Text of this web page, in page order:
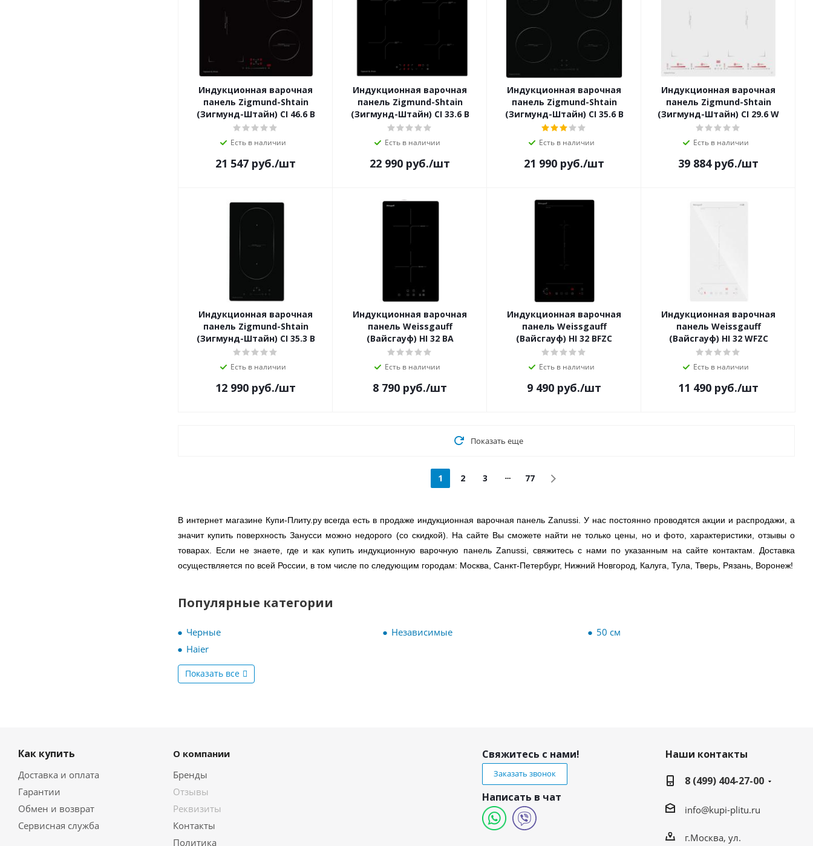
Индукционная варочная
панель Zigmund-Shtain
(Зигмунд-Штайн) CI 46.6 B
Есть в наличии
21 547 руб./шт
Индукционная варочная
панель Zigmund-Shtain
(Зигмунд-Штайн) CI 33.6 B
Есть в наличии
22 990 руб./шт
Индукционная варочная
панель Zigmund-Shtain
(Зигмунд-Штайн) CI 35.6 B
Есть в наличии
21 990 руб./шт
Индукционная варочная
панель Zigmund-Shtain
(Зигмунд-Штайн) CI 29.6 W
Есть в наличии
39 884руб./шт
Индукционная варочная
панель Zigmund-Shtain
(Зигмунд-Штайн) CI 35.3 B
Есть в наличии
12 990 руб./шт
Индукционная варочная
панель Weissgauff
(Вайсгауф) HI 32 BA
Есть в наличии
8 790 руб./шт
Индукционная варочная
панель Weissgauff
(Вайсгауф) HI 32 BFZC
Есть в наличии
9 490 руб./шт
Индукционная варочная
панель Weissgauff
(Вайсгауф) HI 32 WFZC
Есть в наличии
11 490 руб./шт
Показать еще
1 2 3 77
В интернет магазине Купи-Плиту.ру всегда есть в продаже индукционная варочная панель Zanussi. У нас постоянно проводятся акции и распродажи, а
значит купить поверхность Занусси можно недорого (со скидкой). На сайте Вы сможете найти не только цены, но и фото, характеристики, отзывы о
товарах. Если не знаете, где и как купить индукционную варочную панель Zanussi, свяжитесь с нами по указанным на сайте контактам. Доставка
осуществляется по всей России, в том числе по следующим городам: Москва, Санкт-Петербург, Нижний Новгород, Калуга, Тула, Тверь, Рязань, Воронеж!
Популярные категории
Черные Независимые
50 см
Haier
Показать все
Как купить
Доставка и оплата
Гарантии
Обмен и возврат
Сервисная служба
О компании
Бренды
Отзывы
Реквизиты
Контакты
Политика
Свяжитесь с нами!
Заказать звонок
Написать в чат
Наши контакты
8 (499) 404-27-00
info@kupi-plitu.ru
г.Москва, ул.